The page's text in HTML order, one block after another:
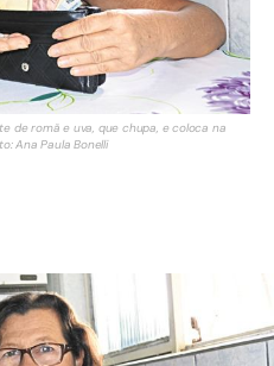
de romã e uva, que chupa, e coloca na
Ana Paula Bonelli